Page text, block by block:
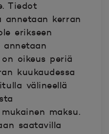
Tiedot
annetaan kerran
erikseen
oikeus periä
kuukaudessa
välineellä
maksu.
saatavilla